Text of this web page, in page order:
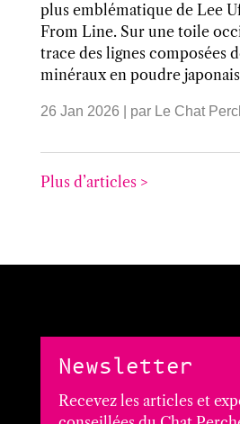
plus emblématique de Lee
From Line. Sur une toile
trace des lignes composées
minéraux en poudre
26 Jan 2026 | par Le Chat
Plus d’articles >
Newsletter
Recevez les articles et